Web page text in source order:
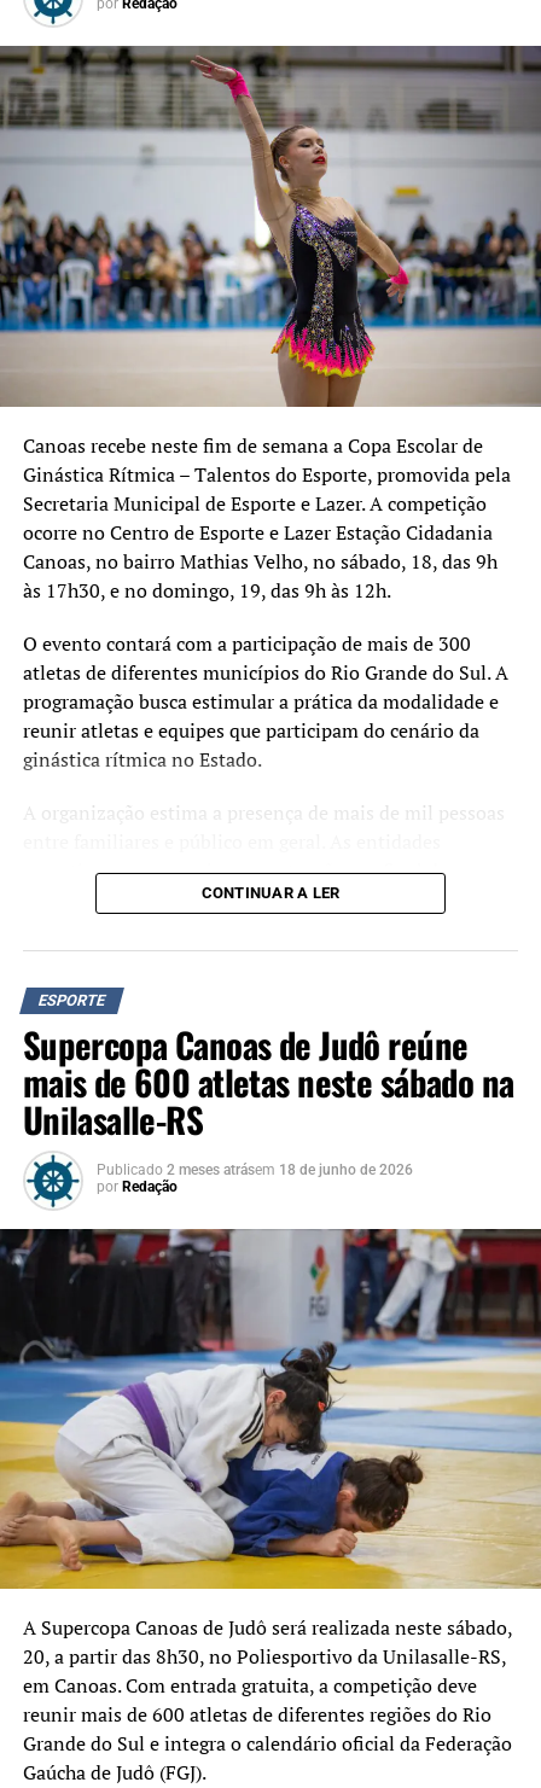
Confira os espaços disponíveis
Centro de Esporte e Lazer São Luís – Rua Engenheiro
Rebouças, 1000, bairro São Luís;
Centro de Esporte e Lazer São Francisco – Rua
Candelária, 31, bairro Mathias Velho;
Centro de Esporte e Lazer São José – Rua João Leivas de
Carvalho, 541, bairro São José;
Centro de Esporte e Lazer CAIC – Avenida Dezessete de
Abril, 241, bairro Guajuviras;
Praça da Juventude Martin Luther King – Rua Romeu
Morsch, 844, bairro Harmonia;
Parque Esportivo Eduardo Gomes – Avenida Guilherme
Schell, 3600, bairro Fátima, com os Campos 1, 2 e 3.
por Redação
Canoas recebe neste fim de semana a Copa Escolar de
Ginástica Rítmica – Talentos do Esporte, promovida pela
Secretaria Municipal de Esporte e Lazer. A competição
ocorre no Centro de Esporte e Lazer Estação Cidadania
Canoas, no bairro Mathias Velho, no sábado, 18, das 9h
às 17h30, e no domingo, 19, das 9h às 12h.
O evento contará com a participação de mais de 300
atletas de diferentes municípios do Rio Grande do Sul. A
programação busca estimular a prática da modalidade e
reunir atletas e equipes que participam do cenário da
ginástica rítmica no Estado.
A organização estima a presença de mais de mil pessoas
esportivas com as maiores pontuações ao final da
competição receberão troféus.
O secretário municipal de Esporte e Lazer, Luciano de
Oliveira, afirma que a realização do campeonato faz parte
das ações voltadas ao desenvolvimento esportivo no
município.
“Desenvolvemos um
trabalho contínuo ao longo
da semana com as atletas
que atualmente integram a
elite esportiva e competem
em nível estadual. É uma
grande satisfação sediar
este campeonato e
consolidar Canoas como
uma verdadeira referência
no esporte”, destaca o
secretário municipal de
Esporte e Lazer, Luciano de
Oliveira.
CONTINUAR A LER
ESPORTE
Supercopa Canoas de Judô reúne
mais de 600 atletas neste sábado na
Unilasalle-RS
Publicado 2 meses atrásem 18 de junho de 2026
por Redação
A Supercopa Canoas de Judô será realizada neste sábado,
20, a partir das 8h30, no Poliesportivo da Unilasalle-RS,
em Canoas. Com entrada gratuita, a competição deve
reunir mais de 600 atletas de diferentes regiões do Rio
Grande do Sul e integra o calendário oficial da Federação
Gaúcha de Judô (FGJ).